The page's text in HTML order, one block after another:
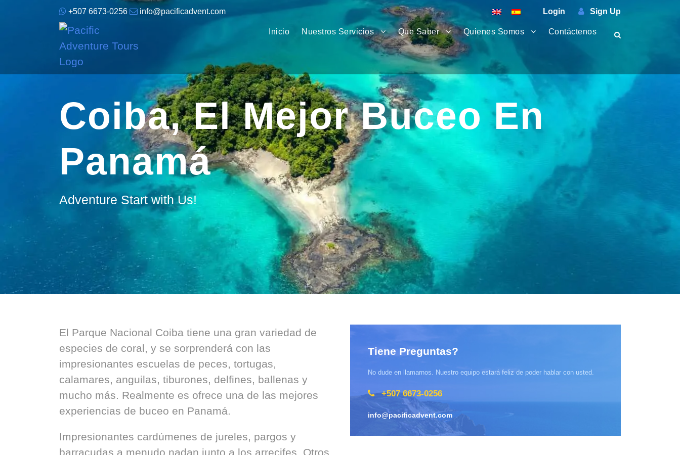
+507 6673-0256 info@pacificadvent.com Login Sign Up
Inicio Nuestros Servicios Que Saber Quienes Somos Contáctenos
Coiba, El Mejor Buceo En
Panamá
Adventure Start with Us!
El Parque Nacional Coiba tiene una gran variedad de
especies de coral, y se sorprenderá con las
impresionantes escuelas de peces, tortugas,
calamares, anguilas, tiburones, delfines, ballenas y
mucho más. Realmente es ofrece una de las mejores
experiencias de buceo en Panamá.
Impresionantes cardúmenes de jureles, pargos y
barracudas a menudo nadan junto a los arrecifes. Otros
Tiene Preguntas?
No dude en llamarnos. Nuestro equipo estará feliz de poder hablar con usted.
+507 6673-0256
info@pacificadvent.com